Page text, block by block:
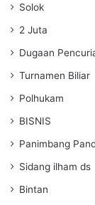
Solok
2 Juta
Dugaan
Turnamen Biliar
Polhukam
BISNIS
Panimbang
Sidang ilham ds
Bintan